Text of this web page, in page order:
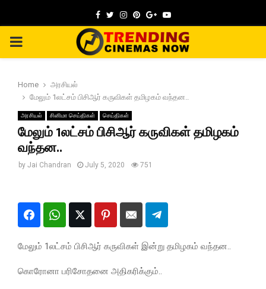
Facebook
TwitterInstagram
Pinterest
GoogleYoutube
PRIMARY
Home
அரசியல்
மேலும் 1லட்சம் பிசிஆர் கருவிகள் தமிழகம் வந்தன..
அரசியல் சினிமா செய்திகள் செய்திகள்
மேலும் 1லட்சம் பிசிஆர் கருவிகள் தமிழகம்
வந்தன..
by Jai Chandran July 5, 2020 751
மேலும் 1லட்சம் பிசிஆர் கருவிகள் இன்று தமிழகம் வந்தன..
கொரோனா பரிசோதனை அதிகரிக்கும்..